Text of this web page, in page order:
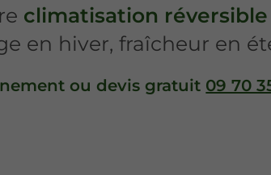
climatisation réversible
en hiver, fraîcheur en
ou devis gratuit 09 70